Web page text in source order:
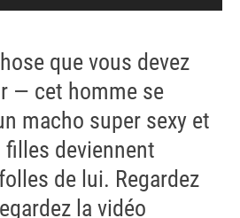
que vous devez
— cet homme se
macho super sexy et
deviennent
de lui. Regardez
la vidéo